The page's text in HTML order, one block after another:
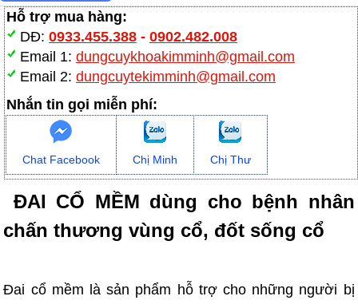
Hỗ trợ mua hàng:
DĐ: 0933.455.388- 0902.482.008
Email 1: dungcuykhoakimminh@gmail.com
Email 2: dungcuytekimminh@gmail.com
Nhắn tin gọi miễn phí:
Chat Facebook Chị Minh Chị Thư
ĐAI CỔ MỀM dùng cho bệnh nhân
chấn thương vùng cổ, đốt sống cổ
Đai cổ mềm là sản phẩm hỗ trợ cho những người bị